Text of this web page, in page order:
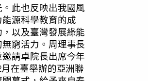
。此也反映出我國風
能源科學教育的成
，以及臺灣發展綠能
無窮活力。周理事長
邀請卓院長出席今年
月在臺舉辦的亞洲聯